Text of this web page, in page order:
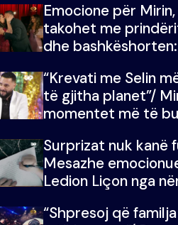
fituar çmimin e
Emocione për
takohet me
dhe bashkëshorten:
“Krevati me Selin
të gjitha planet”/
momentet më të
mungojë zilja e
kur…
Surprizat nuk kanë
Mesazhe
Ledion Liçon nga
i mban dot lotët:
“Shpresoj që